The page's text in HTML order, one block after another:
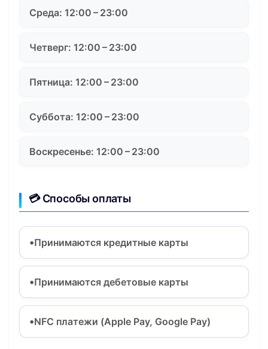
Среда: 12:00 – 23:00
Четверг: 12:00 – 23:00
Пятница: 12:00 – 23:00
Суббота: 12:00 – 23:00
Воскресенье: 12:00 – 23:00
💳 Способы оплаты
Принимаются кредитные карты
Принимаются дебетовые карты
NFC платежи (Apple Pay, Google Pay)